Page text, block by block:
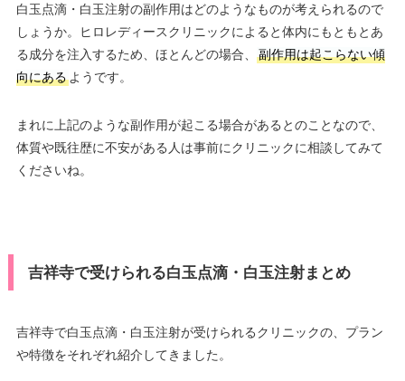
白玉点滴・白玉注射の副作用はどのようなものが考えられるので
しょうか。ヒロレディースクリニックによると体内にもともとあ
る成分を注入するため、ほとんどの場合、
副作用は起こらない傾
向にあるようです。
まれに上記のような副作用が起こる場合があるとのことなので、
体質や既往歴に不安がある人は事前にクリニックに相談してみて
くださいね。
吉祥寺で受けられる白玉点滴・白玉注射まとめ
吉祥寺で白玉点滴・白玉注射が受けられるクリニックの、プラン
や特徴をそれぞれ紹介してきました。